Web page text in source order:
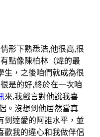
形下熟悉浩,他很高,很
點像陳柏林（煒的最
生，之後咱們就成為很
是的好,終於在一次咱
來,我戲言對他說我喜
。沒想到他居然當真
到達愛的阿誰水平，並
歡我的違心和我做伴侶